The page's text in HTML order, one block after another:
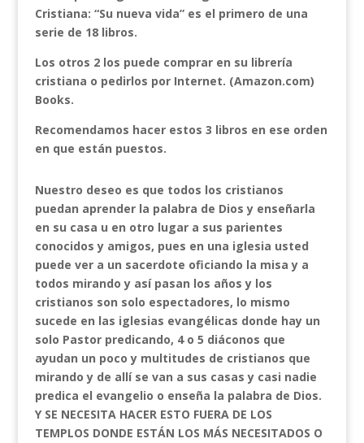
Cristiana: “Su nueva vida” es el primero de una
serie de 18 libros.
Los otros 2 los puede comprar en su librería
cristiana o pedirlos por Internet. (Amazon.com)
Books.
Recomendamos hacer estos 3 libros en ese orden
en que están puestos.
Nuestro deseo es que todos los cristianos
puedan aprender la palabra de Dios y enseñarla
en su casa u en otro lugar a sus parientes
conocidos y amigos, pues en una iglesia usted
puede ver a un sacerdote oficiando la misa y a
todos mirando y así pasan los años y los
cristianos son solo espectadores, lo mismo
sucede en las iglesias evangélicas donde hay un
solo Pastor predicando, 4 o 5 diáconos que
ayudan un poco y multitudes de cristianos que
mirando y de allí se van a sus casas y casi nadie
predica el evangelio o enseña la palabra de Dios.
Y SE NECESITA HACER ESTO FUERA DE LOS
TEMPLOS DONDE ESTÁN LOS MÁS NECESITADOS O